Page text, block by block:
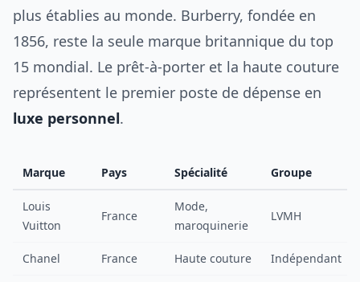
plus établies au monde. Burberry, fondée en
1856, reste la seule marque britannique du top
15 mondial. Le prêt-à-porter et la haute couture
représentent le premier poste de dépense en
luxe personnel.
Marque Pays Spécialité Groupe
Louis
Vuitton
France
Mode,
maroquinerie
LVMH
Chanel France Haute couture Indépendant